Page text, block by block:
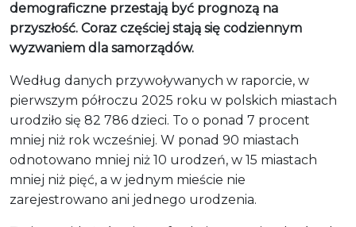
demograficzne przestają być prognozą na
przyszłość. Coraz częściej stają się codziennym
wyzwaniem dla samorządów.
Według danych przywoływanych w raporcie, w
pierwszym półroczu 2025 roku w polskich miastach
urodziło się 82 786 dzieci. To o ponad 7 procent
mniej niż rok wcześniej. W ponad 90 miastach
odnotowano mniej niż 10 urodzeń, w 15 miastach
mniej niż pięć, a w jednym mieście nie
zarejestrowano ani jednego urodzenia.